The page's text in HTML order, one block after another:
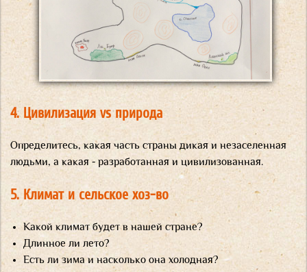
4. Цивилизация vs природа
Определитесь, какая часть страны дикая и незаселенная
людьми, а какая - разработанная и цивилизованная.
5. Климат и сельское хоз-во
Какой климат будет в нашей стране?
Длинное ли лето?
Есть ли зима и насколько она холодная?